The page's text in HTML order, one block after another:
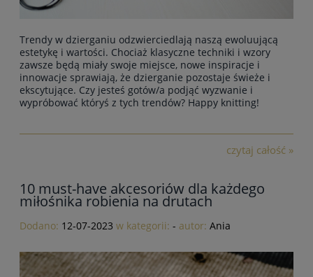
Trendy w dzierganiu odzwierciedlają naszą ewoluującą
estetykę i wartości. Chociaż klasyczne techniki i wzory
zawsze będą miały swoje miejsce, nowe inspiracje i
innowacje sprawiają, że dzierganie pozostaje świeże i
ekscytujące. Czy jesteś gotów/a podjąć wyzwanie i
wypróbować któryś z tych trendów? Happy knitting!
czytaj całość »
10 must-have akcesoriów dla każdego
miłośnika robienia na drutach
Dodano: 12-07-2023 w kategorii: - autor: Ania